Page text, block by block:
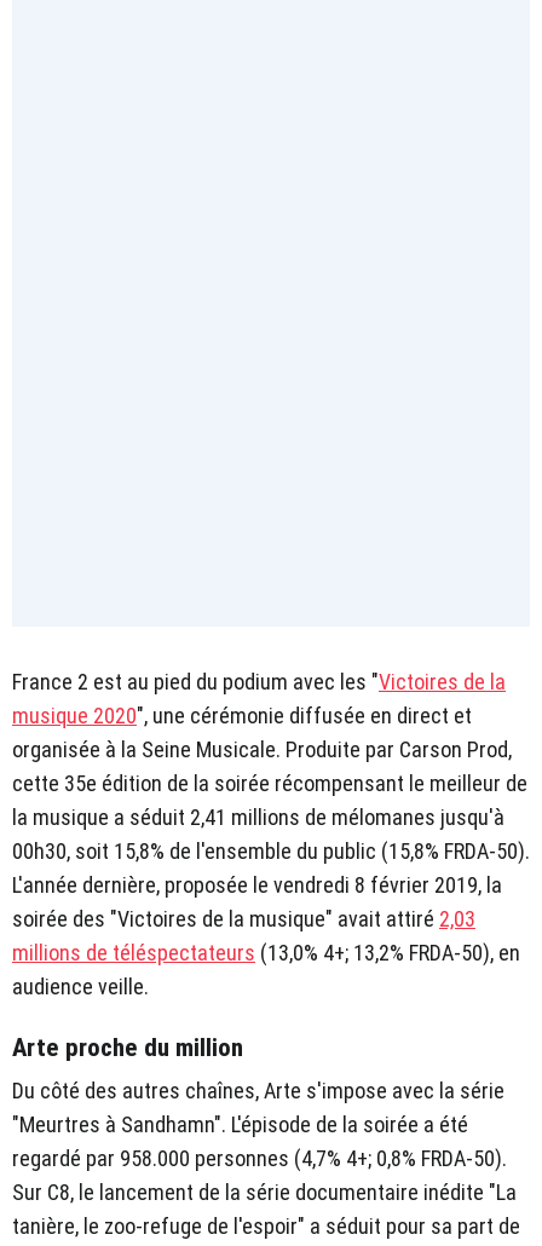
France 2 est au pied du podium avec les "Victoires de la
musique 2020", une cérémonie diffusée en direct et
organisée à la Seine Musicale. Produite par Carson Prod,
cette 35e édition de la soirée récompensant le meilleur de
la musique a séduit 2,41 millions de mélomanes jusqu'à
00h30, soit 15,8% de l'ensemble du public (15,8% FRDA-50).
L'année dernière, proposée le vendredi 8 février 2019, la
soirée des "Victoires de la musique" avait attiré 2,03
millions de téléspectateurs (13,0% 4+; 13,2% FRDA-50), en
audience veille.
Arte proche du million
Du côté des autres chaînes, Arte s'impose avec la série
"Meurtres à Sandhamn". L'épisode de la soirée a été
regardé par 958.000 personnes (4,7% 4+; 0,8% FRDA-50).
Sur C8, le lancement de la série documentaire inédite "La
tanière, le zoo-refuge de l'espoir" a séduit pour sa part de